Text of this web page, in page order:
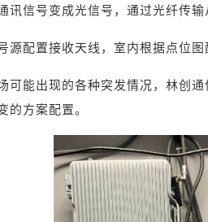
讯信号变成光信号，通过光纤传
源配置接收天线，室内根据点位图
可能出现的各种突发情况，林创
的方案配置。